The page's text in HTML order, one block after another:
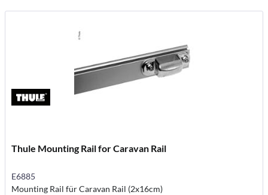
Thule Mounting Rail for Caravan Rail
E6885
Mounting Rail für Caravan Rail (2x16cm)